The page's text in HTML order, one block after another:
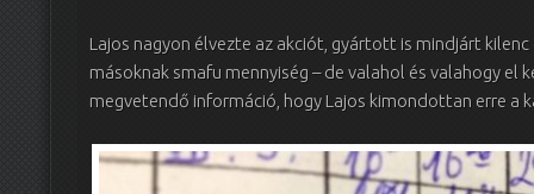
Lajos nagyon élvezte az akciót, gyártott is mindjárt
másoknak smafu mennyiség – de valahol és valahogy el
megvetendő információ, hogy Lajos kimondottan erre